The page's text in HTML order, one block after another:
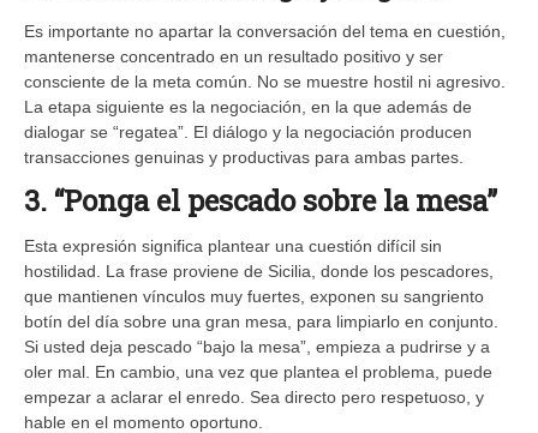
Es importante no apartar la conversación del tema en cuestión,
mantenerse concentrado en un resultado positivo y ser
consciente de la meta común. No se muestre hostil ni agresivo.
La etapa siguiente es la negociación, en la que además de
dialogar se “regatea”. El diálogo y la negociación producen
transacciones genuinas y productivas para ambas partes.
3. “Ponga el pescado sobre la mesa”
Esta expresión significa plantear una cuestión difícil sin
hostilidad. La frase proviene de Sicilia, donde los pescadores,
que mantienen vínculos muy fuertes, exponen su sangriento
botín del día sobre una gran mesa, para limpiarlo en conjunto.
Si usted deja pescado “bajo la mesa”, empieza a pudrirse y a
oler mal. En cambio, una vez que plantea el problema, puede
empezar a aclarar el enredo. Sea directo pero respetuoso, y
hable en el momento oportuno.